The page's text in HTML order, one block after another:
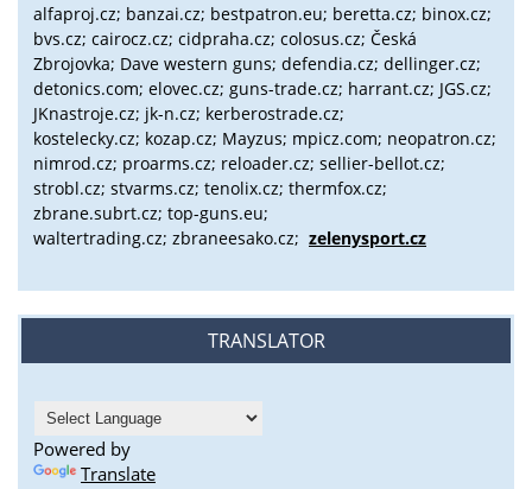
alfaproj.cz; banzai.cz; bestpatron.eu; beretta.cz; binox.cz;
bvs.cz; cairocz.cz; cidpraha.cz; colosus.cz; Česká
Zbrojovka; Dave western guns; defendia.cz; dellinger.cz;
detonics.com; elovec.cz; guns-trade.cz; harrant.cz; JGS.cz;
JKnastroje.cz; jk-n.cz; kerberostrade.cz;
kostelecky.cz; kozap.cz; Mayzus; mpicz.com; neopatron.cz;
nimrod.cz; proarms.cz; reloader.cz; sellier-bellot.cz;
strobl.cz; stvarms.cz; tenolix.cz; thermfox.cz;
zbrane.subrt.cz; top-guns.eu;
waltertrading.cz; zbraneesako.cz; zelenysport.cz
TRANSLATOR
Powered by
Translate